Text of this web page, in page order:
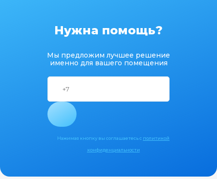
Нужна помощь?
Мы предложим лучшее решение
именно для вашего помещения
Нажимая кнопку вы соглашаетесь с политикой
конфиденциальности